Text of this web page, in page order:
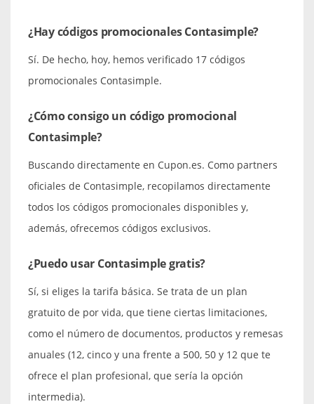
¿Hay códigos promocionales Contasimple?
Sí. De hecho, hoy, hemos verificado 17 códigos
promocionales Contasimple.
¿Cómo consigo un código promocional
Contasimple?
Buscando directamente en Cupon.es. Como partners
oficiales de Contasimple, recopilamos directamente
todos los códigos promocionales disponibles y,
además, ofrecemos códigos exclusivos.
¿Puedo usar Contasimple gratis?
Sí, si eliges la tarifa básica. Se trata de un plan
gratuito de por vida, que tiene ciertas limitaciones,
como el número de documentos, productos y remesas
anuales (12, cinco y una frente a 500, 50 y 12 que te
ofrece el plan profesional, que sería la opción
intermedia).